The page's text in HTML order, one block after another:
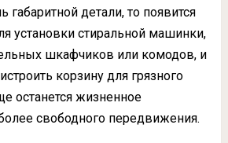
габаритной детали, то появится
установки стиральной машинки,
шкафчиков или комодов, и
корзину для грязного
останется жизненное
свободного передвижения.